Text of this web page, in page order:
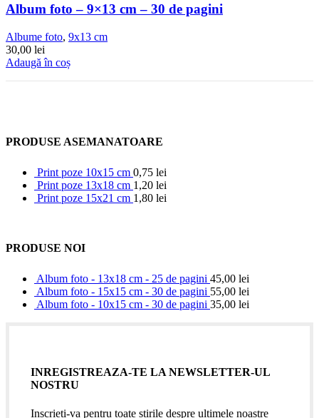
Album foto – 9×13 cm – 30 de pagini
Albume foto, 9x13 cm
30,00 lei
Adaugă în coș
PRODUSE ASEMANATOARE
Print poze 10x15 cm 0,75 lei
Print poze 13x18 cm 1,20 lei
Print poze 15x21 cm 1,80 lei
PRODUSE NOI
Album foto - 13x18 cm - 25 de pagini 45,00 lei
Album foto - 15x15 cm - 30 de pagini 55,00 lei
Album foto - 10x15 cm - 30 de pagini 35,00 lei
INREGISTREAZA-TE LA NEWSLETTER-UL
NOSTRU
Inscrieti-va pentru toate stirile despre ultimele noastre